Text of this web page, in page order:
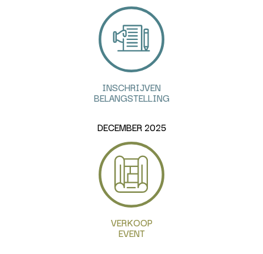
INSCHRIJVEN
BELANGSTELLING
DECEMBER 2025
VERKOOP
EVENT